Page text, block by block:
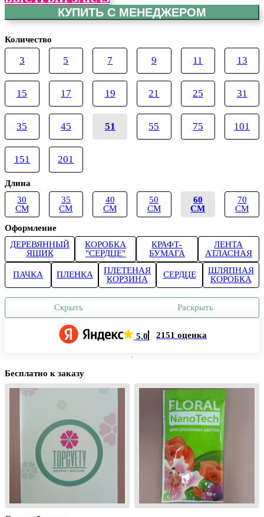
КУПИТЬ С МЕНЕДЖЕРОМ
Количество
3 5 7 9 11 13
15 17 19 21 25 31
35 45 51 55 75 101
151 201
Длина
30
СМ
35
СМ
40
СМ
50
СМ
60
СМ
70
СМ
Оформление
ДЕРЕВЯННЫЙ
ЯЩИК
КОРОБКА
"СЕРДЦЕ"
КРАФТ-
БУМАГА
ЛЕНТА
АТЛАСНАЯ
ПАЧКА ПЛЕНКА
ПЛЕТЕНАЯ
КОРЗИНА
СЕРДЦЕ
ШЛЯПНАЯ
КОРОБКА
Скрыть Раскрыть
5.0 2151 оценка
Бесплатно к заказу